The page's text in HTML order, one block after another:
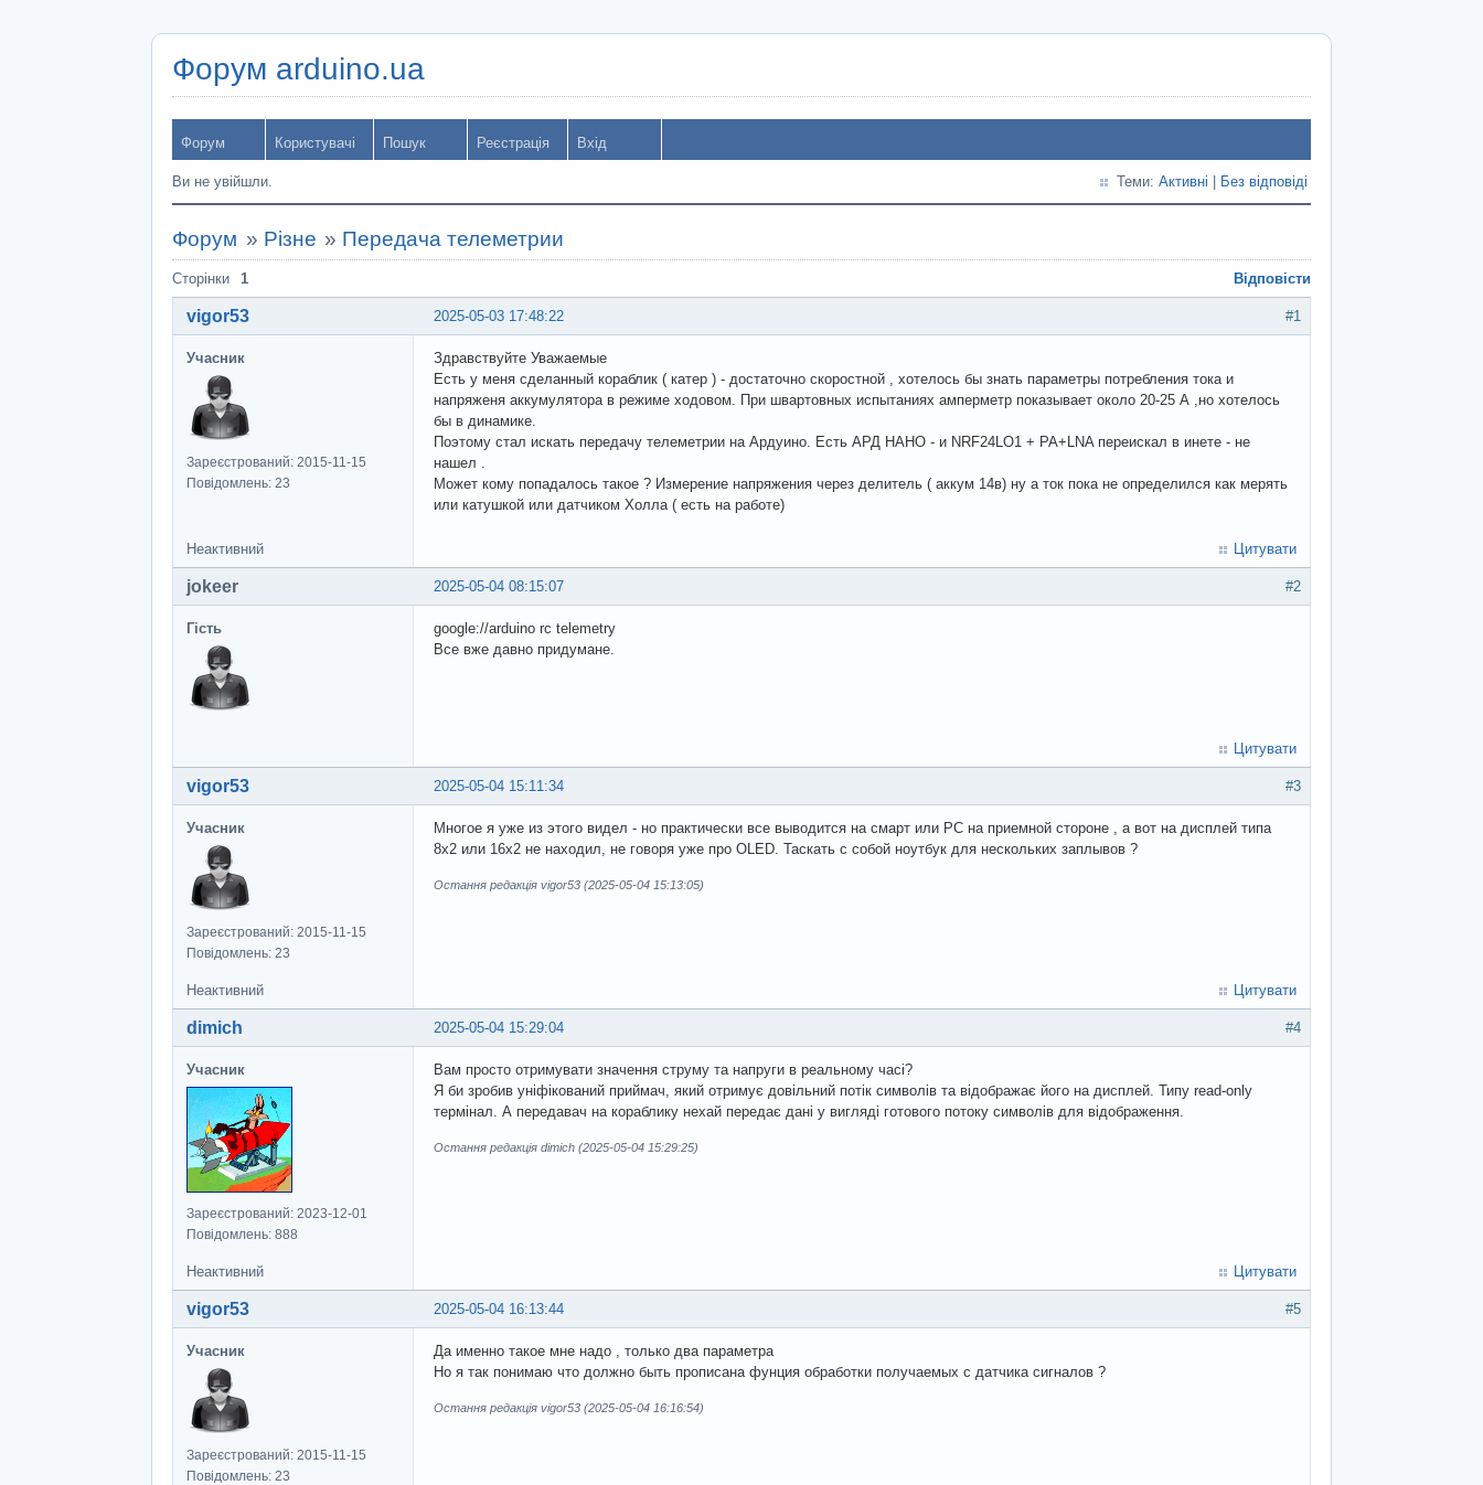
Форум arduino.ua
Форум Користувачі Пошук Реєстрація Вхід
Ви не увійшли. Теми: Активні Без відповіді
Форум » Різне » Передача телеметрии
Сторінки 1 Відповісти
#1
2025-05-03 17:48:22
vigor53
Учасник
Зареєстрований: 2015-11-15
Повідомлень: 23
Здравствуйте Уважаемые
Есть у меня сделанный кораблик ( катер ) - достаточно скоростной , хотелось бы знать параметры потребления тока и
напряженя аккумулятора в режиме ходовом. При швартовных испытаниях амперметр показывает около 20-25 А ,но хотелось
бы в динамике.
Поэтому стал искать передачу телеметрии на Ардуино. Есть АРД НАНО - и NRF24LO1 + PA+LNA переискал в инете - не
нашел .
Может кому попадалось такое ? Измерение напряжения через делитель ( аккум 14в) ну а ток пока не определился как мерять
или катушкой или датчиком Холла ( есть на работе)
Неактивний Цитувати
#2
2025-05-04 08:15:07
jokeer
Гість
google://arduino rc telemetry
Все вже давно придумане.
Цитувати
#3
2025-05-04 15:11:34
vigor53
Учасник
Зареєстрований: 2015-11-15
Повідомлень: 23
Многое я уже из этого видел - но практически все выводится на смарт или РС на приемной стороне , а вот на дисплей типа
8х2 или 16х2 не находил, не говоря уже про OLED. Таскать с собой ноутбук для нескольких заплывов ?
Остання редакція vigor53 (2025-05-04 15:13:05)
Неактивний Цитувати
#4
2025-05-04 15:29:04
dimich
Учасник
Зареєстрований: 2023-12-01
Повідомлень: 888
Вам просто отримувати значення струму та напруги в реальному часі?
Я би зробив уніфікований приймач, який отримує довільний потік символів та відображає його на дисплей. Типу read-only
термінал. А передавач на кораблику нехай передає дані у вигляді готового потоку символів для відображення.
Остання редакція dimich (2025-05-04 15:29:25)
Неактивний Цитувати
#5
2025-05-04 16:13:44
vigor53
Учасник
Зареєстрований: 2015-11-15
Повідомлень: 23
Да именно такое мне надо , только два параметра
Но я так понимаю что должно быть прописана фунция обработки получаемых с датчика сигналов ?
Остання редакція vigor53 (2025-05-04 16:16:54)